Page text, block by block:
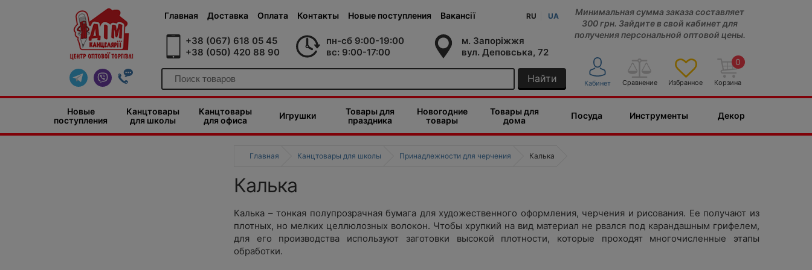
Главная Доставка Оплата Контакты Новые поступления Вакансії RU UA
+38 (067) 618 05 45
+38 (050) 420 88 90
пн-сб 9:00-19:00
вс: 9:00-17:00
м. Запоріжжя
вул. Деповська, 72
Найти
Минимальная сумма заказа составляет
300 грн. Зайдите в свой кабинет для
получения персональной оптовой цены.
0
Корзина
Избранное
Сравнение
Кабинет
Новые
поступления
Канцтовары
для школы
Канцтовары
для офиса
Игрушки
Товары для
праздника
Новогодние
товары
Товары для
дома
Посуда Инструменты Декор
Главная Канцтовары для школы Принадлежности для черчения Калька
Калька
Калька – тонкая полупрозрачная бумага для художественного оформления, черчения и рисования. Ее получают из
плотных, но мелких целлюлозных волокон. Чтобы хрупкий на вид материал не рвался под карандашным грифелем,
для его производства используют заготовки высокой плотности, которые проходят многочисленные этапы
обработки.